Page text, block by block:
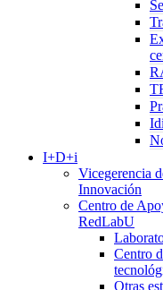
I+D+i
Vicegerencia
Innovación
Centro de
RedLabU
Centro
Otras